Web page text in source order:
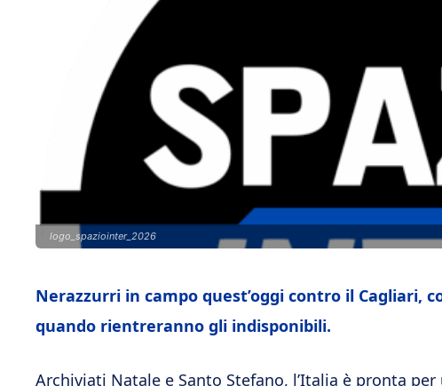
logo_spaziointer_2026
Nerazzurri in campo quest’oggi contro il Cagliari,
quando rientreranno gli indisponibili.
Archiviati Natale e Santo Stefano, l’Italia è pronta